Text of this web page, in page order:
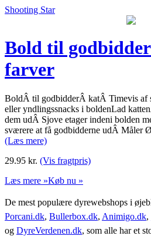
Shooting Star
Bold til
farver
BoldÂ til godbidderÂ katÂ Timevis af
eller yndlingssnacks i boldenLad
dem udÂ Sjove etager indeni bolden
sværere at få godbidderne udÂ
(Læs mere)
29.95 kr. (Vis fragtpris)
Læs mere »Køb nu »
De mest populære dyrewebshops i
Porcani.dk, Bullerbox.dk, Animigo.dk,
og DyreVerdenen.dk, som alle har et